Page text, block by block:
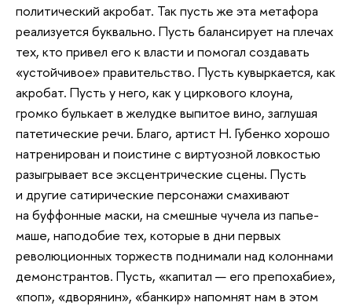
политический акробат. Так пусть же эта метафора
реализуется буквально. Пусть балансирует на плечах
тех, кто привел его к власти и помогал создавать
«устойчивое» правительство. Пусть кувыркается, как
акробат. Пусть у него, как у циркового клоуна,
громко булькает в желудке выпитое вино, заглушая
патетические речи. Благо, артист Н. Губенко хорошо
натренирован и поистине с виртуозной ловкостью
разыгрывает все эксцентрические сцены. Пусть
и другие сатирические персонажи смахивают
на буффонные маски, на смешные чучела из папье-
маше, наподобие тех, которые в дни первых
революционных торжеств поднимали над колоннами
демонстрантов. Пусть, «капитал — его препохабие»,
«поп», «дворянин», «банкир» напомнят нам в этом